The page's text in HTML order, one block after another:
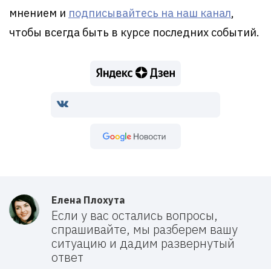
мнением и подписывайтесь на наш канал,
чтобы всегда быть в курсе последних событий.
Елена Плохута
Если у вас остались вопросы,
спрашивайте, мы разберем вашу
ситуацию и дадим развернутый
ответ